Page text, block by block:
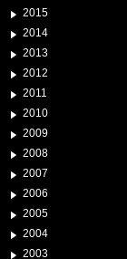
2015
2014
2013
2012
2011
2010
2009
2008
2007
2006
2005
2004
2003